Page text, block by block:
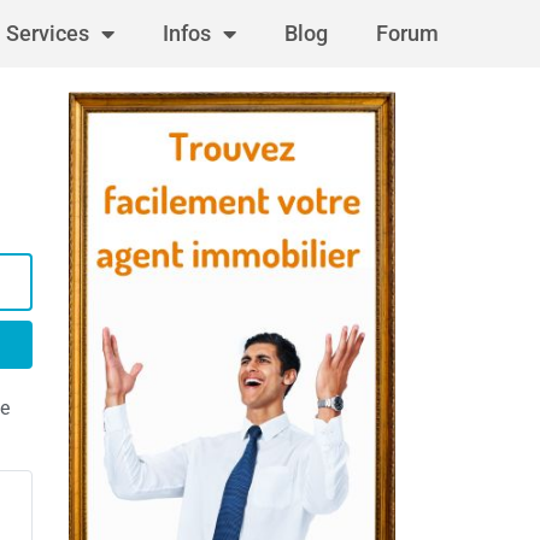
Services Infos Blog Forum